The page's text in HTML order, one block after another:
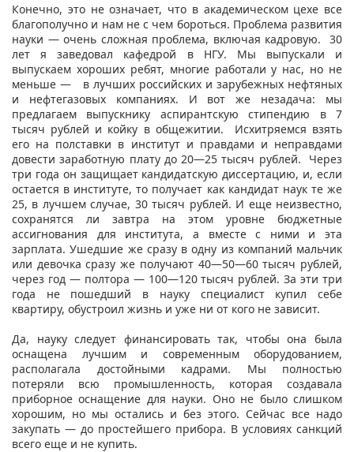
Конечно, это не означает, что в академическом цехе все
благополучно и нам не с чем бороться. Проблема развития
науки — очень сложная проблема, включая кадровую. 30
лет я заведовал кафедрой в НГУ. Мы выпускали и
выпускаем хороших ребят, многие работали у нас, но не
меньше — в лучших российских и зарубежных нефтяных
и нефтегазовых компаниях. И вот же незадача: мы
предлагаем выпускнику аспирантскую стипендию в 7
тысяч рублей и койку в общежитии. Исхитряемся взять
его на полставки в институт и правдами и неправдами
довести заработную плату до 20—25 тысяч рублей. Через
три года он защищает кандидатскую диссертацию, и, если
остается в институте, то получает как кандидат наук те же
25, в лучшем случае, 30 тысяч рублей. И еще неизвестно,
сохранятся ли завтра на этом уровне бюджетные
ассигнования для института, а вместе с ними и эта
зарплата. Ушедшие же сразу в одну из компаний мальчик
или девочка сразу же получают 40—50—60 тысяч рублей,
через год — полтора — 100—120 тысяч рублей. За эти три
года не пошедший в науку специалист купил себе
квартиру, обустроил жизнь и уже ни от кого не зависит.
Да, науку следует финансировать так, чтобы она была
оснащена лучшим и современным оборудованием,
располагала достойными кадрами. Мы полностью
потеряли всю промышленность, которая создавала
приборное оснащение для науки. Оно не было слишком
хорошим, но мы остались и без этого. Сейчас все надо
закупать — до простейшего прибора. В условиях санкций
всего еще и не купить.